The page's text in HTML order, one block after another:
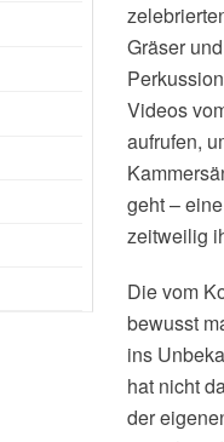
Gräser
Videos
aufrufen,
geht –
zeitweilig
Die vom
bewusst
ins
hat nicht
der